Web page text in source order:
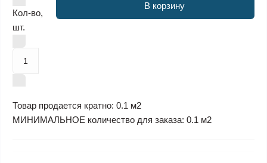
Кол-во,
шт.
В корзину
Товар продается кратно: 0.1 м2
МИНИМАЛЬНОЕ количество для заказа: 0.1 м2